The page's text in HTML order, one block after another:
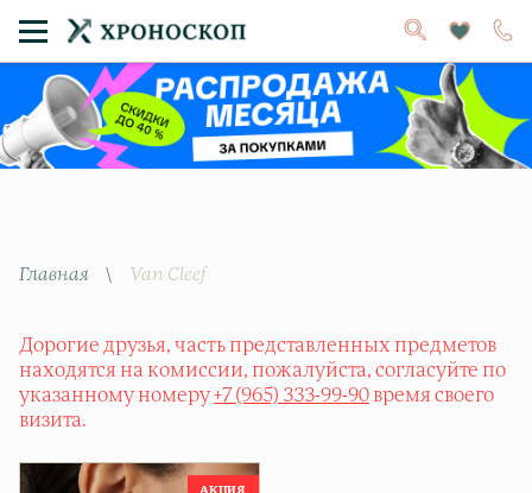
Главная \ Van Cleef
Дорогие друзья, часть представленных предметов
находятся на комиссии, пожалуйста, согласуйте по
указанному номеру+7 (965) 333-99-90 время своего
визита.